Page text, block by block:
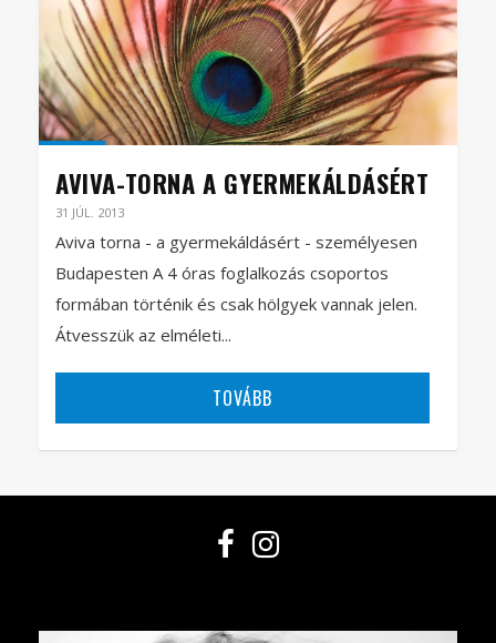
AVIVA-TORNA A GYERMEKÁLDÁSÉRT
31 JÚL. 2013
Aviva torna - a gyermekáldásért - személyesen
Budapesten A 4 óras foglalkozás csoportos
formában történik és csak hölgyek vannak jelen.
Átvesszük az elméleti...
TOVÁBB